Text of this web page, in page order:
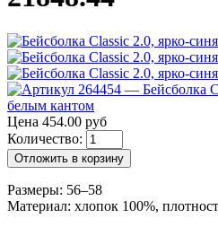
Цена 454.00 руб
Количество:
Отложить в корзину
Размеры: 56–58
Материал: хлопок 100%,